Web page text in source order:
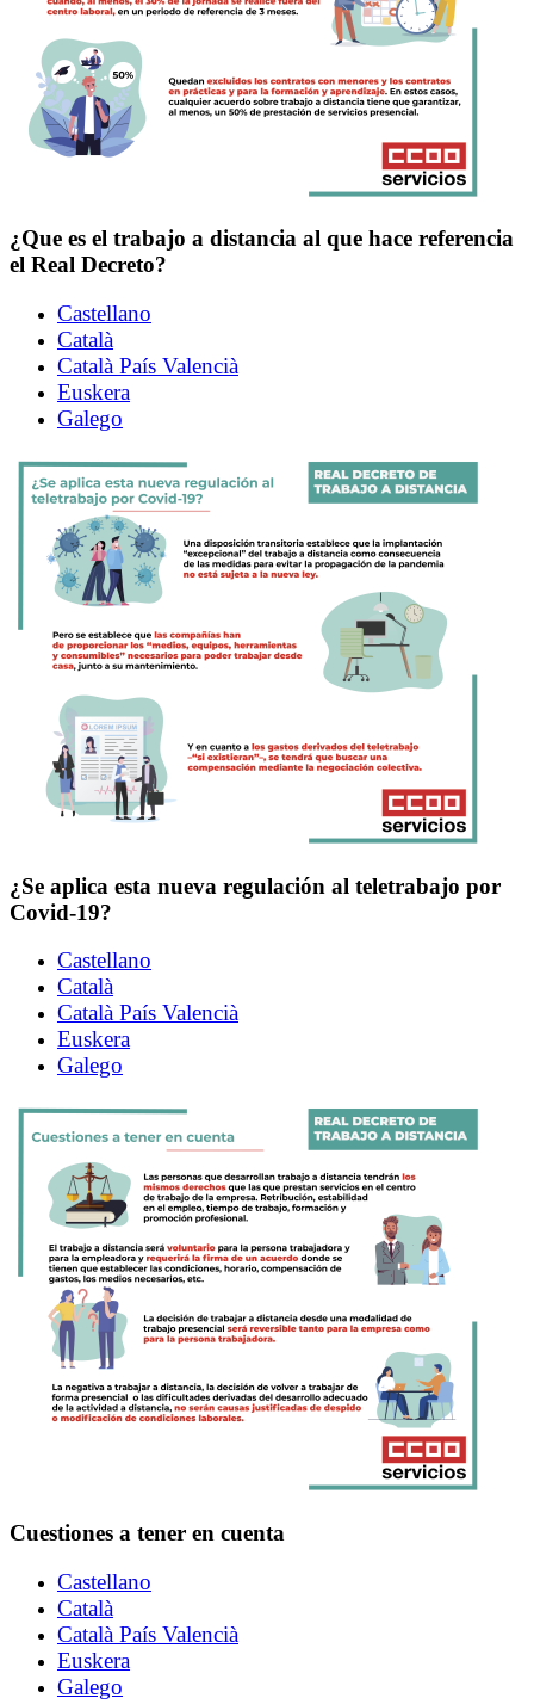
¿Que es el trabajo a distancia al que hace referencia
el Real Decreto?
Castellano
Català
Català País Valencià
Euskera
Galego
¿Se aplica esta nueva regulación al teletrabajo por
Covid-19?
Castellano
Català
Català País Valencià
Euskera
Galego
Cuestiones a tener en cuenta
Castellano
Català
Català País Valencià
Euskera
Galego